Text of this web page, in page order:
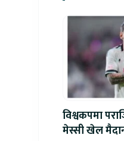
विश्वकपमा
मेस्सी खेल